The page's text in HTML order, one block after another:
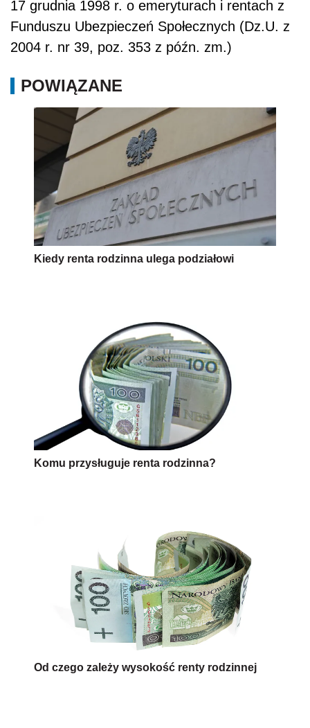
17 grudnia 1998 r. o emeryturach i rentach z
Funduszu Ubezpieczeń Społecznych (Dz.U. z
2004 r. nr 39, poz. 353 z późn. zm.)
POWIĄZANE
Kiedy renta rodzinna ulega podziałowi
Komu przysługuje renta rodzinna?
Od czego zależy wysokość renty rodzinnej